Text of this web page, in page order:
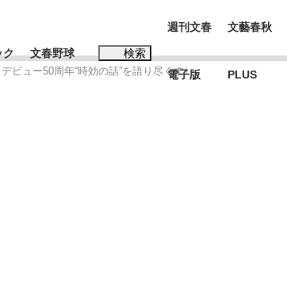
ク 文春野球 検索
週刊文春
電子版
文藝春秋
PLUS
ビュー50周年“時効の話”を語り尽くす〉